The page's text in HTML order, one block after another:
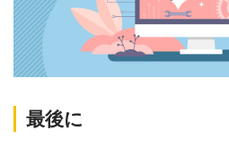
最後に